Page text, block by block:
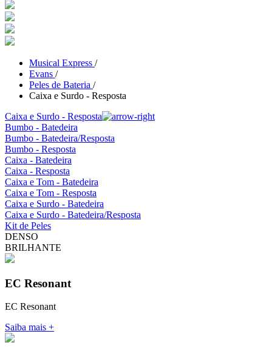
Musical Express /
Evans /
Peles de Bateria /
Caixa e Surdo - Resposta
Caixa e Surdo - Resposta
Bumbo - Batedeira
Bumbo - Batedeira/Resposta
Bumbo - Resposta
Caixa - Batedeira
Caixa - Resposta
Caixa e Tom - Batedeira
Caixa e Tom - Resposta
Caixa e Surdo - Batedeira
Caixa e Surdo - Batedeira/Resposta
Kit de Peles
DENSO
BRILHANTE
EC Resonant
EC Resonant
Saiba mais +